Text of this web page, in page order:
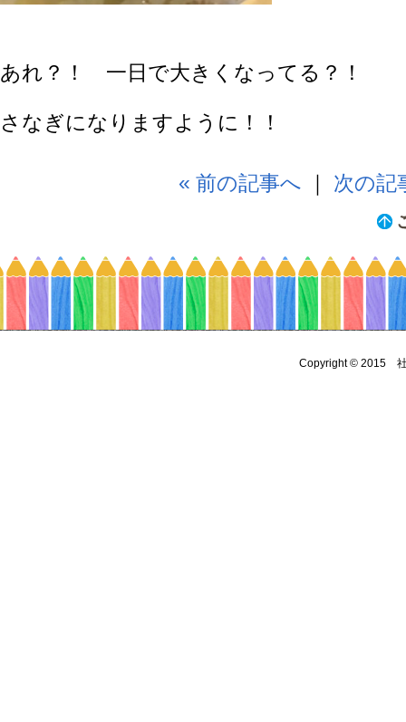
あれ？！ 一日で大きくなってる？！
さなぎになりますように！！
« 前の記事へ ｜ 次の記
Copyright © 2015